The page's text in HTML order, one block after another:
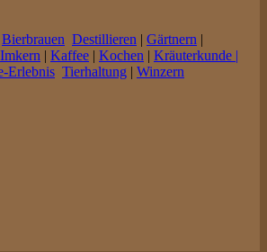
Bierbrauen Destillieren | Gärtnern |
Imkern | Kaffee | Kochen | Kräuterkunde |
Erlebnis Tierhaltung | Winzern